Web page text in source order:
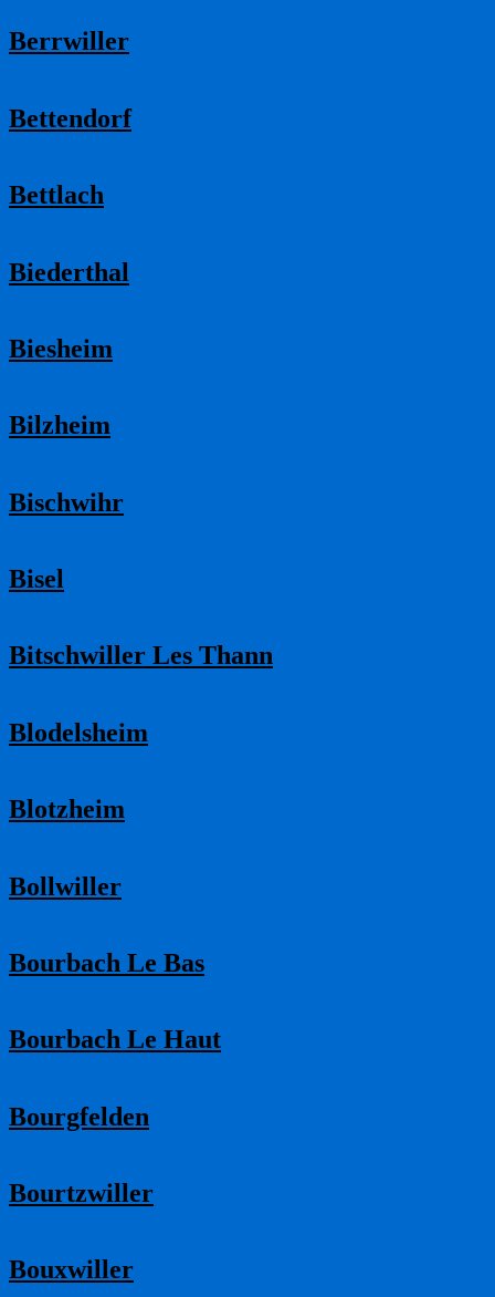
Berrwiller
Bettendorf
Bettlach
Biederthal
Biesheim
Bilzheim
Bischwihr
Bisel
Bitschwiller Les Thann
Blodelsheim
Blotzheim
Bollwiller
Bourbach Le Bas
Bourbach Le Haut
Bourgfelden
Bourtzwiller
Bouxwiller